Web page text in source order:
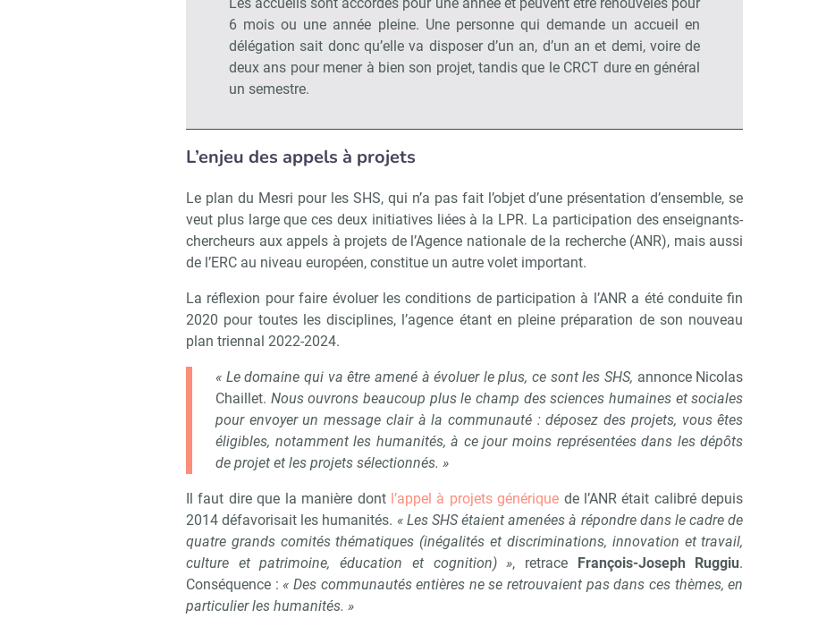
6 mois ou une année pleine. Une personne qui demande un accueil en
délégation sait donc qu’elle va disposer d’un an, d’un an et demi, voire de
deux ans pour mener à bien son projet, tandis que le CRCT dure en général
un semestre.
L’enjeu des appels à projets
Le plan du Mesri pour les SHS, qui n’a pas fait l’objet d’une présentation d’ensemble, se
veut plus large que ces deux initiatives liées à la LPR. La participation des enseignants-
chercheurs aux appels à projets de l’Agence nationale de la recherche (ANR), mais aussi
de l’ERC au niveau européen, constitue un autre volet important.
La réflexion pour faire évoluer les conditions de participation à l’ANR a été conduite fin
2020 pour toutes les disciplines, l’agence étant en pleine préparation de son nouveau
plan triennal 2022-2024.
« Le domaine qui va être amené à évoluer le plus, ce sont les SHS, annonce Nicolas
Chaillet. Nous ouvrons beaucoup plus le champ des sciences humaines et sociales
pour envoyer un message clair à la communauté : déposez des projets, vous êtes
éligibles, notamment les humanités, à ce jour moins représentées dans les dépôts
de projet et les projets sélectionnés. »
Il faut dire que la manière dont l’appel à projets générique de l’ANR était calibré depuis
2014 défavorisait les humanités. « Les SHS étaient amenées à répondre dans le cadre de
quatre grands comités thématiques (inégalités et discriminations, innovation et travail,
culture et patrimoine, éducation et cognition) », retrace François-Joseph Ruggiu.
Conséquence : « Des communautés entières ne se retrouvaient pas dans ces thèmes, en
particulier les humanités. »